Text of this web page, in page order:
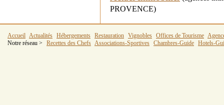
PROVENCE)
Accueil Actualités Hébergements Restauration Vignobles Offices de Tourisme
Notre réseau >
Recettes des Chefs Associations-Sportives Chambres-Guide Hotels-